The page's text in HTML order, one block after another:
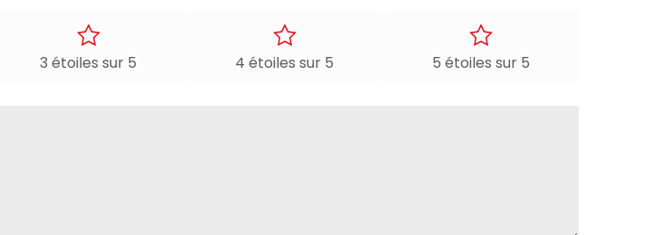
3 étoiles sur 5 4 étoiles sur 5 5 étoiles sur 5